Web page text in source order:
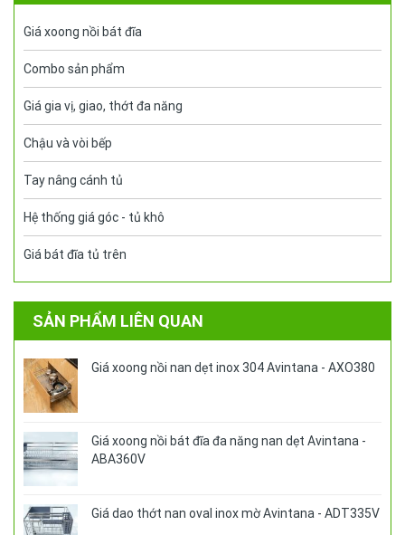
Giá xoong nồi bát đĩa
Combo sản phẩm
Giá gia vị, giao, thớt đa năng
Chậu và vòi bếp
Tay nâng cánh tủ
Hệ thống giá góc - tủ khô
Giá bát đĩa tủ trên
SẢN PHẨM LIÊN QUAN
Giá xoong nồi nan dẹt inox 304 Avintana - AXO380
Giá xoong nồi bát đĩa đa năng nan dẹt Avintana -
ABA360V
Giá dao thớt nan oval inox mờ Avintana - ADT335V